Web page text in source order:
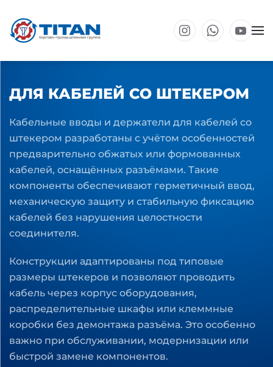
Перейти к основному содержанию
ДЛЯ КАБЕЛЕЙ СО ШТЕКЕРОМ
Кабельные вводы и держатели для кабелей со
штекером разработаны с учётом особенностей
предварительно обжатых или формованных
кабелей, оснащённых разъёмами. Такие
компоненты обеспечивают герметичный ввод,
механическую защиту и стабильную фиксацию
кабелей без нарушения целостности
соединителя.
Конструкции адаптированы под типовые
размеры штекеров и позволяют проводить
кабель через корпус оборудования,
распределительные шкафы или клеммные
коробки без демонтажа разъёма. Это особенно
важно при обслуживании, модернизации или
быстрой замене компонентов.